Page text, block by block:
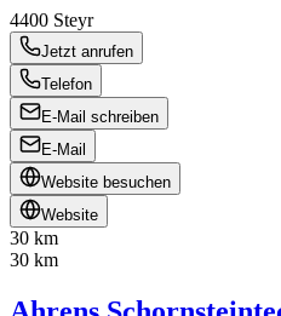
4400 Steyr
Jetzt anrufen
Telefon
E-Mail schreiben
E-Mail
Website besuchen
Website
30 km
30 km